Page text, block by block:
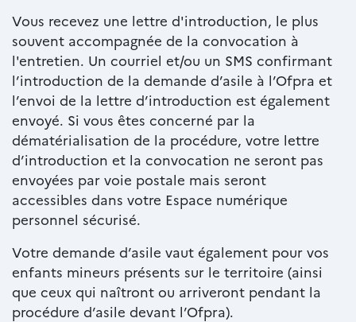
Vous recevez une lettre d'introduction, le plus
souvent accompagnée de la convocation à
l'entretien. Un courriel et/ou un SMS confirmant
l’introduction de la demande d’asile à l’Ofpra et
l’envoi de la lettre d’introduction est également
envoyé. Si vous êtes concerné par la
dématérialisation de la procédure, votre lettre
d’introduction et la convocation ne seront pas
envoyées par voie postale mais seront
accessibles dans votre Espace numérique
personnel sécurisé.
Votre demande d’asile vaut également pour vos
enfants mineurs présents sur le territoire (ainsi
que ceux qui naîtront ou arriveront pendant la
procédure d’asile devant l’Ofpra).